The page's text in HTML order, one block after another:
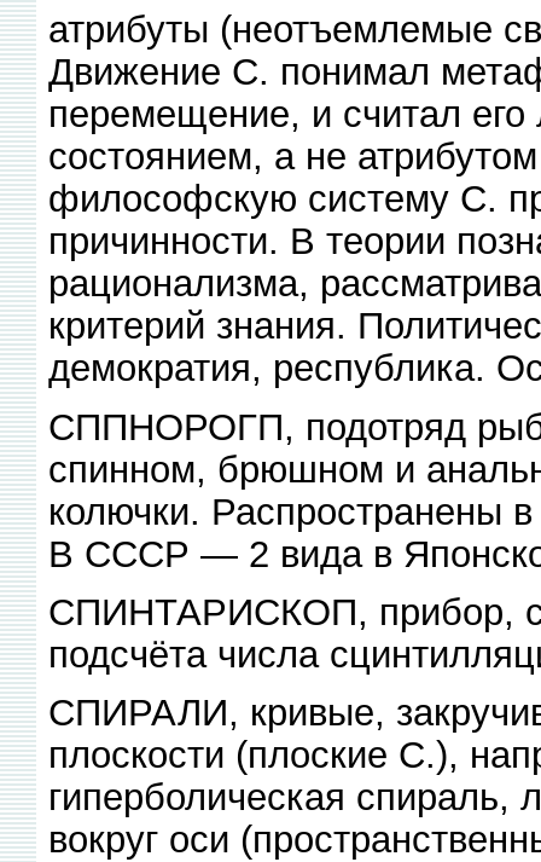
атрибуты (неотъемлемые
Движение С. понимал
перемещение, и считал
состоянием, а не
философскую систему С.
причинности. В теории
рационализма,
критерий знания.
демократия, республика.
СППНОРОГП, подотряд рыб
спинном, брюшном и
колючки. Распространены
В СССР — 2 вида в
СПИНТАРИСКОП, прибор,
подсчёта числа
СПИРАЛИ, кривые,
плоскости (плоские С.),
гиперболическая спираль,
вокруг оси